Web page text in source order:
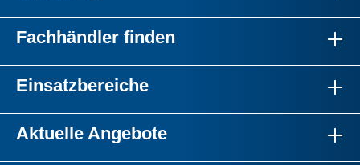
Fachhändler finden
Einsatzbereiche
Aktuelle Angebote